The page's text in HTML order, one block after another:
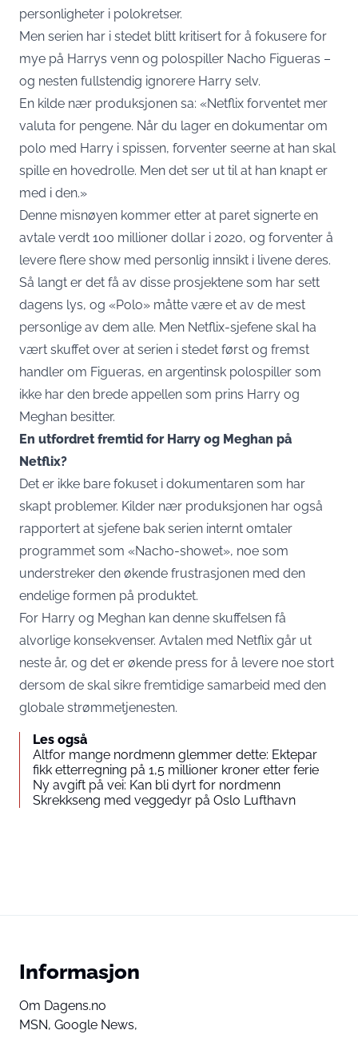
personligheter i polokretser.
Men serien har i stedet blitt kritisert for å fokusere for
mye på Harrys venn og polospiller Nacho Figueras –
og nesten fullstendig ignorere Harry selv.
En kilde nær produksjonen sa: «Netflix forventet mer
valuta for pengene. Når du lager en dokumentar om
polo med Harry i spissen, forventer seerne at han skal
spille en hovedrolle. Men det ser ut til at han knapt er
med i den.»
Denne misnøyen kommer etter at paret signerte en
avtale verdt 100 millioner dollar i 2020, og forventer å
levere flere show med personlig innsikt i livene deres.
Så langt er det få av disse prosjektene som har sett
dagens lys, og «Polo» måtte være et av de mest
personlige av dem alle. Men Netflix-sjefene skal ha
vært skuffet over at serien i stedet først og fremst
handler om Figueras, en argentinsk polospiller som
ikke har den brede appellen som prins Harry og
Meghan besitter.
En utfordret fremtid for Harry og Meghan på
Netflix?
Det er ikke bare fokuset i dokumentaren som har
skapt problemer. Kilder nær produksjonen har også
rapportert at sjefene bak serien internt omtaler
programmet som «Nacho-showet», noe som
understreker den økende frustrasjonen med den
endelige formen på produktet.
For Harry og Meghan kan denne skuffelsen få
alvorlige konsekvenser. Avtalen med Netflix går ut
neste år, og det er økende press for å levere noe stort
dersom de skal sikre fremtidige samarbeid med den
globale strømmetjenesten.
Les også
Altfor mange nordmenn glemmer dette: Ektepar
fikk etterregning på 1,5 millioner kroner etter ferie
Ny avgift på vei: Kan bli dyrt for nordmenn
Skrekkseng med veggedyr på Oslo Lufthavn
Informasjon
Om Dagens.no
MSN, Google News,